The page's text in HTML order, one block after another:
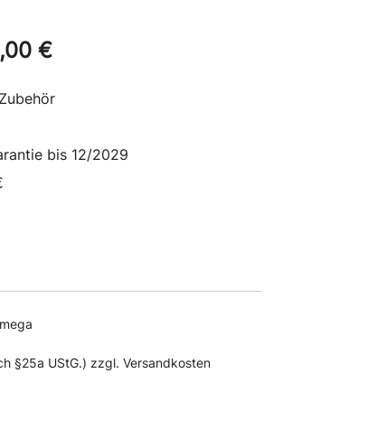
€
€Aktueller
6.150,00 €.
bis 12/2029
§25a UStG.) zzgl. Versandkosten